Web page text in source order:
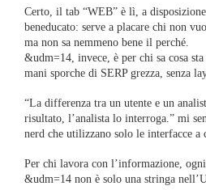
Certo, il tab “WEB” è lì, a
beneducato: serve a placare chi non
ma non sa nemmeno bene il perché.
&udm=14, invece, è per chi sa cosa
mani sporche di SERP grezza, senza
“La differenza tra un utente e un
risultato, l’analista lo interroga.” mi
nerd che utilizzano solo le interfacce a
Per chi lavora con l’informazione,
&udm=14 non è solo una stringa